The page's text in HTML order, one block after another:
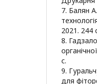
7. Балян
2021. 244
8.
с.
9.
для